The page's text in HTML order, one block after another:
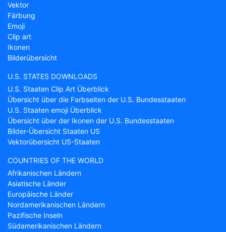
Vektor
Färbung
Emoji
Clip art
Ikonen
Bilderübersicht
U.S. STATES DOWNLOADS
U.S. Staaten Clip Art Überblick
Übersicht über die Farbseiten der U.S. Bundesstaaten
U.S. Staaten emoji Überblick
Übersicht über der Ikonen der U.S. Bundesstaaten
Bilder-Übersicht Staaten US
Vektorübersicht US-Staaten
COUNTRIES OF THE WORLD
Afrikanischen Ländern
Asiatische Länder
Europäische Länder
Nordamerikanischen Ländern
Pazifische Inseln
Südamerikanischen Ländern